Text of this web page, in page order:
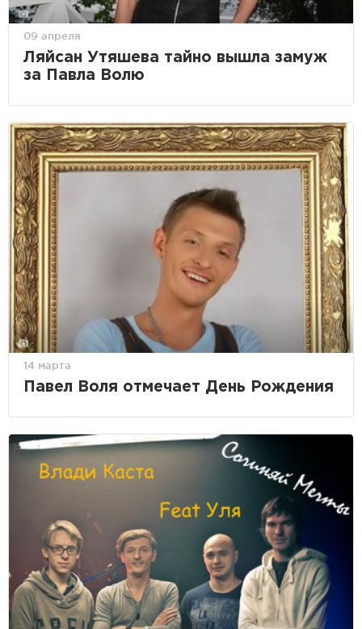
09 апреля
Ляйсан Утяшева тайно вышла замуж
за Павла Волю
14 марта
Павел Воля отмечает День Рождения